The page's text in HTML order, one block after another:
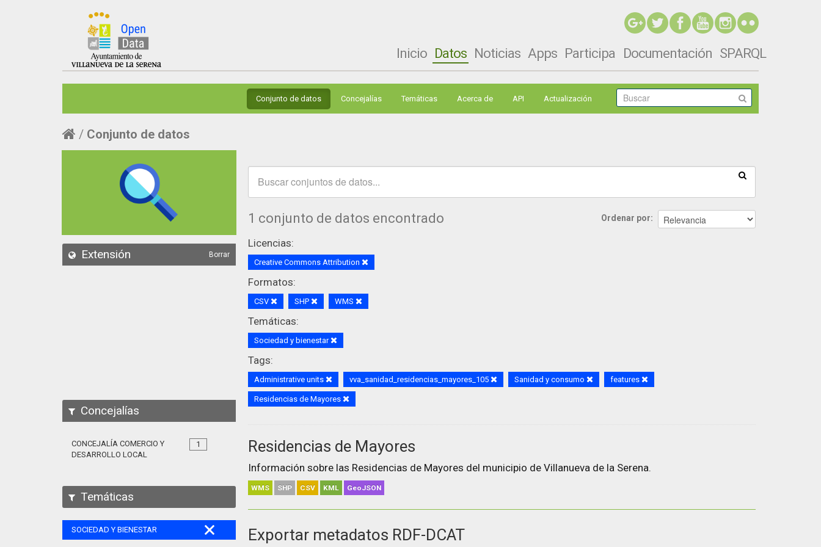
Inicio Datos Noticias Apps Participa Documentación SPARQL
Conjunto de datos Concejalías Temáticas Acerca de API Actualización
Conjunto de datos
Extensión Borrar
Concejalías
1
CONCEJALÍA COMERCIO Y
DESARROLLO LOCAL
Temáticas
SOCIEDAD Y BIENESTAR
Ordenar por
1 conjunto de datos encontrado
Licencias:
Creative Commons Attribution
Formatos:
CSV SHP WMS
Temáticas:
Sociedad y bienestar
Tags:
Administrative units vva_sanidad_residencias_mayores_105 Sanidad y consumo features
Residencias de Mayores
Residencias de Mayores
Información sobre las Residencias de Mayores del municipio de Villanueva de la Serena.
WMS SHP CSV KML GeoJSON
Exportar metadatos RDF-DCAT